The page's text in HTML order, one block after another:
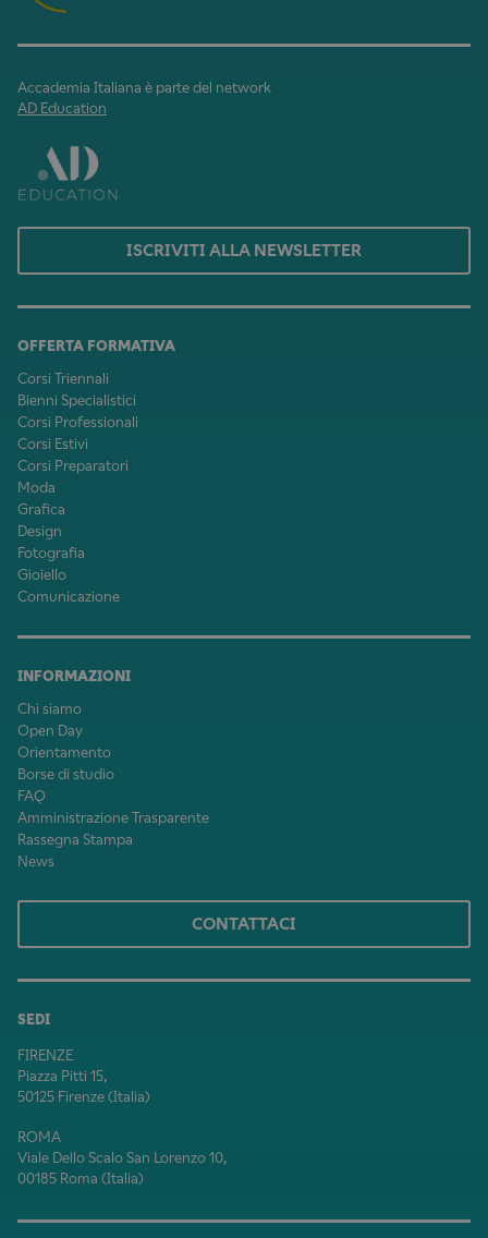
Accademia Italiana è parte del network
AD Education
ISCRIVITI ALLA NEWSLETTER
OFFERTA FORMATIVA
Corsi Triennali
Bienni Specialistici
Corsi Professionali
Corsi Estivi
Corsi Preparatori
Moda
Grafica
Design
Fotografia
Gioiello
Comunicazione
INFORMAZIONI
Chi siamo
Open Day
Orientamento
Borse di studio
FAQ
Amministrazione Trasparente
Rassegna Stampa
News
SEDI
FIRENZE
Piazza Pitti 15,
50125 Firenze (Italia)
ROMA
Viale Dello Scalo San Lorenzo 10,
00185 Roma (Italia)
CONTATTACI